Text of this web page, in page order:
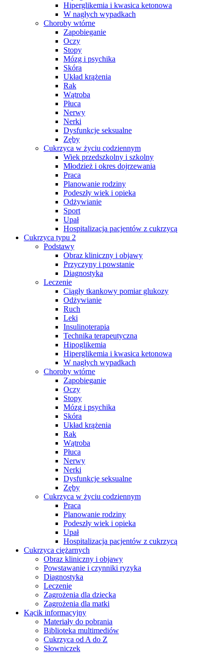
Hiperglikemia i kwasica ketonowa
W nagłych wypadkach
Choroby wtórne
Zapobieganie
Oczy
Stopy
Mózg i psychika
Skóra
Układ krążenia
Rak
Wątroba
Płuca
Nerwy
Nerki
Dysfunkcje seksualne
Zęby
Cukrzyca w życiu codziennym
Wiek przedszkolny i szkolny
Młodzież i okres dojrzewania
Praca
Planowanie rodziny
Podeszły wiek i opieka
Odżywianie
Sport
Upał
Hospitalizacja pacjentów z cukrzycą
Cukrzyca typu 2
Podstawy
Obraz kliniczny i objawy
Przyczyny i powstanie
Diagnostyka
Leczenie
Ciągły tkankowy pomiar glukozy
Odżywianie
Ruch
Leki
Insulinoterapia
Technika terapeutyczna
Hipoglikemia
Hiperglikemia i kwasica ketonowa
W nagłych wypadkach
Choroby wtórne
Zapobieganie
Oczy
Stopy
Mózg i psychika
Skóra
Układ krążenia
Rak
Wątroba
Płuca
Nerwy
Nerki
Dysfunkcje seksualne
Zęby
Cukrzyca w życiu codziennym
Praca
Planowanie rodziny
Podeszły wiek i opieka
Upał
Hospitalizacja pacjentów z cukrzycą
Cukrzyca ciężarnych
Obraz kliniczny i objawy
Powstawanie i czynniki ryzyka
Diagnostyka
Leczenie
Zagrożenia dla dziecka
Zagrożenia dla matki
Kącik informacyjny
Materiały do pobrania
Biblioteka multimediów
Cukrzyca od A do Z
Słowniczek